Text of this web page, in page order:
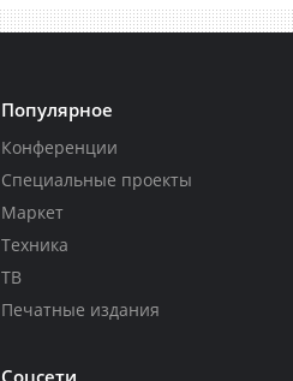
Популярное
Конференции
Специальные проекты
Маркет
Техника
ТВ
Печатные издания
Соцсети